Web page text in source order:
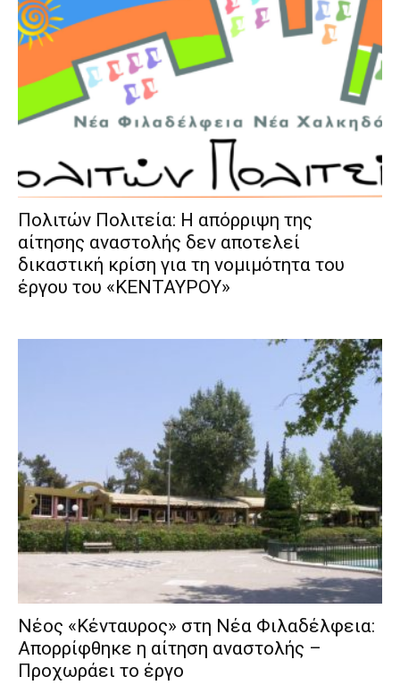
Πολιτών Πολιτεία: Η απόρριψη της
αίτησης αναστολής δεν αποτελεί
δικαστική κρίση για τη νομιμότητα του
έργου του «ΚΕΝΤΑΥΡΟΥ»
Νέος «Κένταυρος» στη Νέα Φιλαδέλφεια:
Απορρίφθηκε η αίτηση αναστολής –
Προχωράει το έργο